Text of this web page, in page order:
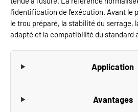
l'identification de l'exécution. Avant le
le trou préparé, la stabilité du serrage,
adapté et la compatibilité du standard
Application
Avantages